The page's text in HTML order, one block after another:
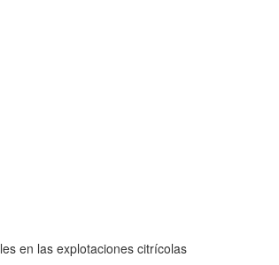
en las explotaciones citrícolas